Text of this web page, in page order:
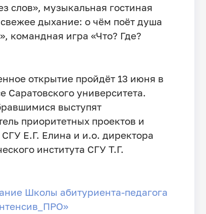
слов», музыкальная гостиная
дыхание: о чём поёт душа
командная игра «Что? Где?
открытие пройдёт 13 июня в
Саратовского университета.
выступят
приоритетных проектов и
Е.Г. Елина и и.о. директора
института СГУ Т.Г.
Школы абитуриента-педагога